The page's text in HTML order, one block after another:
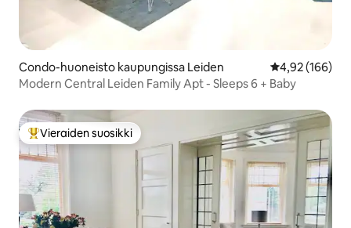
Condo-huoneisto kaupungissa Leiden
4,92 (166)
Modern Central Leiden Family Apt - Sleeps 6 + Baby
Vieraiden suosikkien parhaimmistoa
Vieraiden suosikki